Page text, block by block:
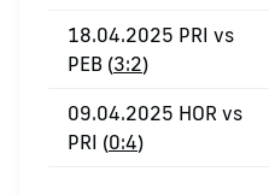
18.04.2025 PRI vs
PEB (3:2)
09.04.2025 HOR vs
PRI (0:4)